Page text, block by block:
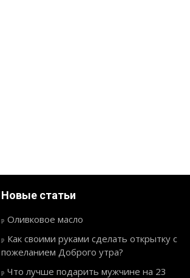
Новые статьи
Оливковое масло
Как своими руками сделать открытку с
пожеланием Доброго утра?
Что лучше подарить мужчине на 23